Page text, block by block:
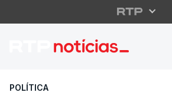
Política
POLÍTICA